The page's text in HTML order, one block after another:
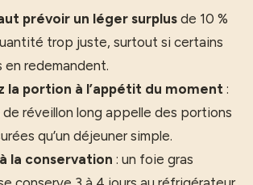
prévoir un léger surplus de 10 %
trop juste, surtout si certains
en redemandent.
la portion à l’appétit du moment :
de réveillon long appelle des portions
qu’un déjeuner simple.
la conservation : un foie gras